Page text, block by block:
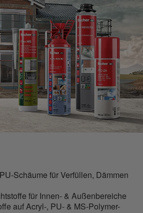
Schäume für Verfüllen, Dämmen
für Innen- & Außenbereiche
auf Acryl-, PU- & MS-Polymer-